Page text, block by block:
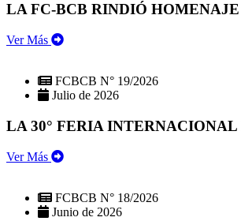
LA FC-BCB RINDIÓ
Ver Más
FCBCB N° 19/2026
Julio de 2026
LA 30° FERIA
Ver Más
FCBCB N° 18/2026
Junio de 2026